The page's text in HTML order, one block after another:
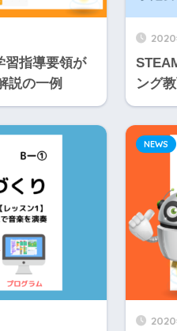
習指導要領が
説の一例
ング
NEWS